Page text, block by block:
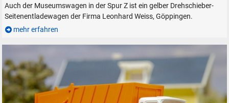
Auch der Museumswagen in der Spur Z ist ein gelber Drehschieber-
Seitenentladewagen der Firma Leonhard Weiss, Göppingen.
mehr erfahren